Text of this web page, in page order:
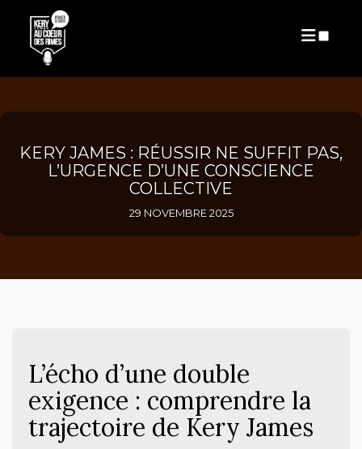
PUBLICATIONS
KERY JAMES : RÉUSSIR NE SUFFIT PAS,
L’URGENCE D’UNE CONSCIENCE
COLLECTIVE
29 NOVEMBRE 2025
L’écho d’une double
exigence : comprendre la
trajectoire de Kery James